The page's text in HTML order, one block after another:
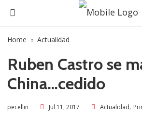
Home Actualidad
Ruben Castro se
China…cedido
pecellin Jul 11, 2017 Actualidad,